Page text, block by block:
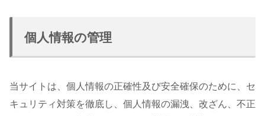
個人情報の管理
当サイトは、個人情報の正確性及び安全確保のために、セ
キュリティ対策を徹底し、個人情報の漏洩、改ざん、不正